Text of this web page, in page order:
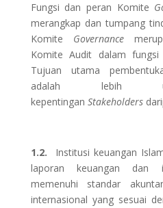
Fungsi dan peran Komite
merangkap dan tumpang
Komite Governance
Komite Audit dalam
Tujuan utama
adalah lebih
kepentingan Stakeholders
1.2. Institusi keuangan
laporan keuangan dan
memenuhi standar
internasional yang sesuai